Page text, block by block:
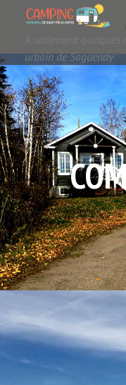
A seulement
urbain de Saguenay